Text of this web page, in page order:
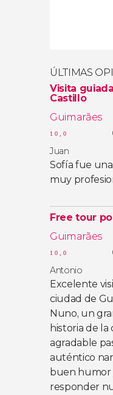
ÚLTIMAS
Visita
Castillo
Guimarães
10,0
Juan
Sofía fue
muy
Free tour
Guimarães
10,0
Antonio
Excelente
ciudad de
Nuno, un
historia de
agradable
auténtico
buen humor
responder